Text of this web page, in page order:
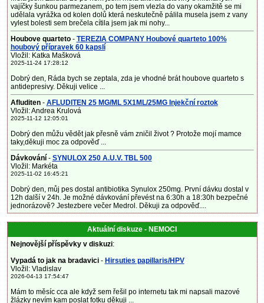
vajíčky šunkou parmezanem, po tem jsem vlezla do vany okamžitě se mi
udělala vyrážka od kolen dolů která neskutečně pálila musela jsem z vany
vylest bolesti sem brečela cítila jsem jak mi nohy...
Houbove quarteto- TEREZIA COMPANY Houbové quarteto 100%
houbový přípravek 60 kapslí
Vložil: Katka Mašková
2025-11-24 17:28:12
Dobrý den, Ráda bych se zeptala, zda je vhodné brát houbove quarteto s
antidepresivy. Děkuji velice ...
Afluditen- AFLUDITEN 25 MG/ML 5X1ML/25MG Injekční roztok
Vložil: Andrea Krulová
2025-11-12 12:05:01
Dobrý den můžu vědět jak přesně vám zničil život ? Protože mojí mamce
taky,děkuji moc za odpověď ...
Dávkování - SYNULOX 250 A.U.V. TBL 500
Vložil: Markéta
2025-11-02 16:45:21
Dobrý den, můj pes dostal antibiotika Synulox 250mg. První dávku dostal v
12h další v 24h. Je možné dávkování převést na 6:30h a 18:30h bezpečné
jednorázově? Jestezbere večer Medrol. Děkuji za odpověď....
Aktuální diskuze - NEMOCI
Nejnovější příspěvky v diskuzi:
Vypadá to jak na bradavici - Hirsuties papillaris/HPV
Vložil: Vladislav
2026-04-13 17:54:47
Mám to měsíc cca ale když sem řešil po internetu tak mi napsali mazové
žlázky nevím kam poslat fotku děkuji ...